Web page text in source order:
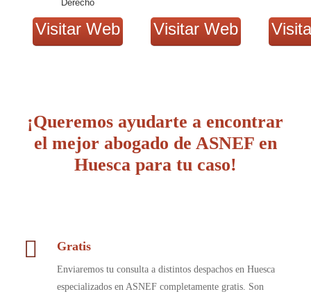
Derecho
Visitar Web Visitar Web
¡Queremos ayudarte a encontrar
el mejor abogado de ASNEF en
Huesca para tu caso!
Gratis
Enviaremos tu consulta a distintos despachos en Huesca
especializados en ASNEF completamente gratis. Son